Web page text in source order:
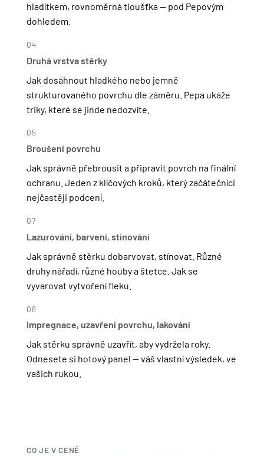
hladítkem, rovnoměrná tloušťka — pod Pepovým
dohledem.
04
Druhá vrstva stěrky
Jak dosáhnout hladkého nebo jemně
strukturovaného povrchu dle záměru. Pepa ukáže
triky, které se jinde nedozvíte.
05
Broušení povrchu
Jak správně přebrousit a připravit povrch na finální
ochranu. Jeden z klíčových kroků, který začátečníci
nejčastěji podcení.
07
Lazurování, barvení, stínování
Jak správně stěrku dobarvovat, stínovat. Různé
druhy nářadí, různé houby a štetce. Jak se
vyvarovat vytvoření fleku.
08
Impregnace, uzavření povrchu, lakování
Jak stěrku správně uzavřít, aby vydržela roky.
Odnesete si hotový panel — váš vlastní výsledek, ve
vašich rukou.
CO JE V CENĚ